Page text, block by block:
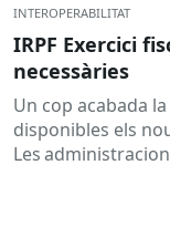
INTEROPERABILITAT
IRPF Exercici
necessàries
Un cop acabada
disponibles els
Les